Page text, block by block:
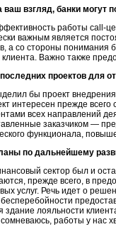
ваш взгляд, банки
работы call-
важным является
а со стороны понимания
Важно также
проектов для
бы проект
интересен прежде
всех направлений
заказчиком —
функционала,
по дальнейшему
сектор был и
прежде всего, в
услуг. Речь идет о
лояльности
работы у нас